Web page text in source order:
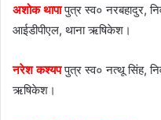
अशोक थापा पुत्र स्व० नरबहादुर,
आईडीपीएल, थाना ऋषिकेश।
नरेश कश्यपपुत्र स्व० नत्थू सिंह,
ऋषिकेश।